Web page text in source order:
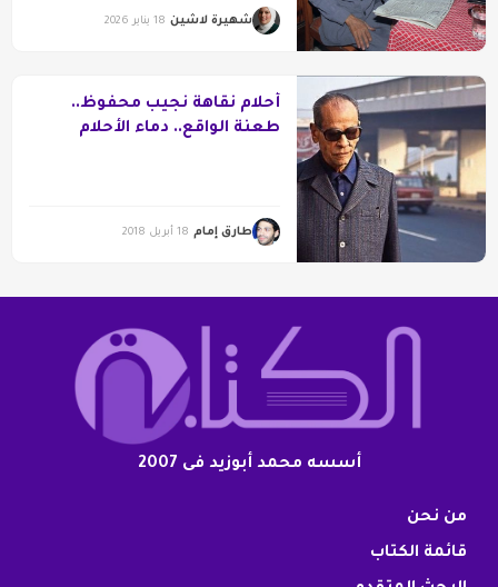
شهيرة لاشين 18 يناير 2026
أحلام نقاهة نجيب محفوظ..
طعنة الواقع.. دماء الأحلام
طارق إمام 18 أبريل 2018
أسسه محمد أبوزيد فى 2007
من نحن
قائمة الكتاب